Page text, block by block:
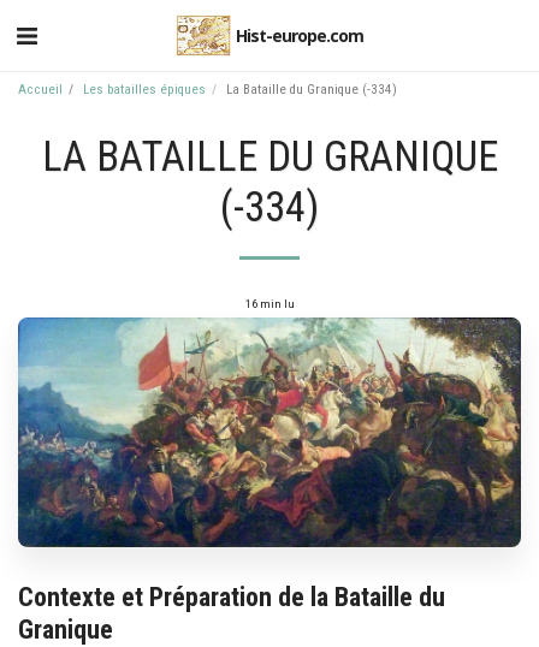
Hist-europe.com
Accueil Les batailles épiques La Bataille du Granique (-334)
LA BATAILLE DU GRANIQUE
(-334)
16 min lu
Contexte et Préparation de la Bataille du
Granique